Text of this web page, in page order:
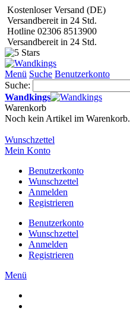
Kostenloser Versand (DE)
Versandbereit in 24 Std.
Hotline 02306 8513900
Versandbereit in 24 Std.
Menü Suche Benutzerkonto
Suche:
Wandkings
Warenkorb
Noch kein Artikel im Warenkorb.
Wunschzettel
Mein Konto
Benutzerkonto
Wunschzettel
Anmelden
Registrieren
Benutzerkonto
Wunschzettel
Anmelden
Registrieren
Menü